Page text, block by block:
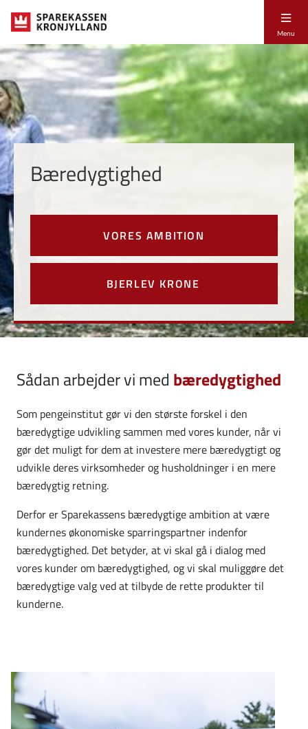
Menu
Bæredygtighed
VORES AMBITION
BJERLEV KRONE
Sådan arbejder vi med bæredygtighed
Som pengeinstitut gør vi den største forskel i den
bæredygtige udvikling sammen med vores kunder, når vi
gør det muligt for dem at investere mere bæredygtigt og
udvikle deres virksomheder og husholdninger i en mere
bæredygtig retning.
Derfor er Sparekassens bæredygtige ambition at være
kundernes økonomiske sparringspartner indenfor
bæredygtighed. Det betyder, at vi skal gå i dialog med
vores kunder om bæredygtighed, og vi skal muliggøre det
bæredygtige valg ved at tilbyde de rette produkter til
kunderne.